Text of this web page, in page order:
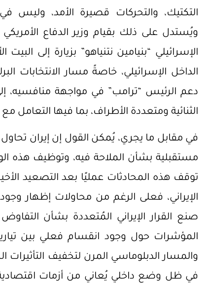
التكتيك، والتحركات قصيرة الأمد، وليس في
ويُستدل على ذلك بقيام وزير الدفاع
الإسرائيلي “بنيامين نتنياهو” بزيارة إلى
الداخل الإسرائيلي، خاصةً مسار الانتخابات
دعم الرئيس “ترامب” في مواجهة منافسيه،
الثنائية ومتعددة الأطراف، بما فيها التعامل
في مقابل ما يجري، يُمكن القول إن إيران
مستقبلية بشأن الملاحة فيه، وتوظيف هذه
توقف هذه المحادثات عمليًا بعد التصعيد
الإيراني، فعلى الرغم من محاولات إظهار
صنع القرار الإيراني المُتعددة بشأن
المؤشرات حول وجود انقسام فعلي بين
والمسار الدبلوماسي المرن لتخفيف التأثيرات
في ظل وضع داخلي يُعاني من أزمات اقتصادية،